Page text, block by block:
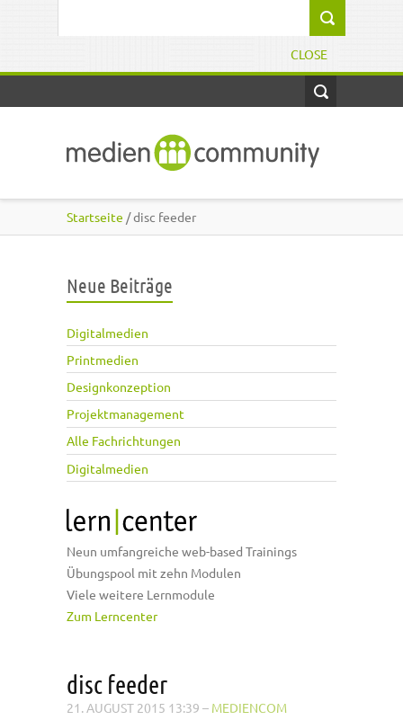
CLOSE
Startseite / disc feeder
Neue Beiträge
Digitalmedien
Printmedien
Designkonzeption
Projektmanagement
Alle Fachrichtungen
Digitalmedien
Neun umfangreiche web-based Trainings
Übungspool mit zehn Modulen
Viele weitere Lernmodule
Zum Lerncenter
disc feeder
21. AUGUST 2015 13:39 – MEDIENCOM